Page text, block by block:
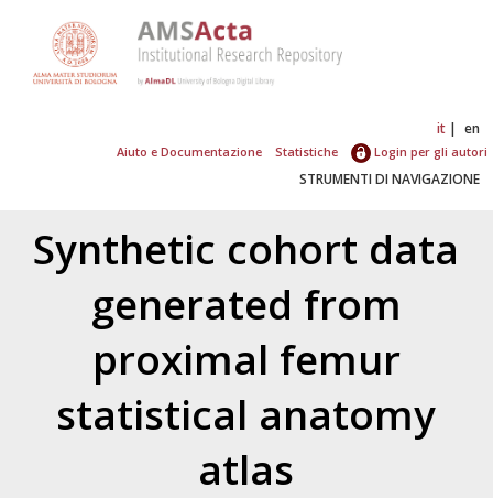
it en
Aiuto e Documentazione Statistiche Login per gli autori
STRUMENTI DI NAVIGAZIONE
Synthetic cohort data
generated from
proximal femur
statistical anatomy
atlas